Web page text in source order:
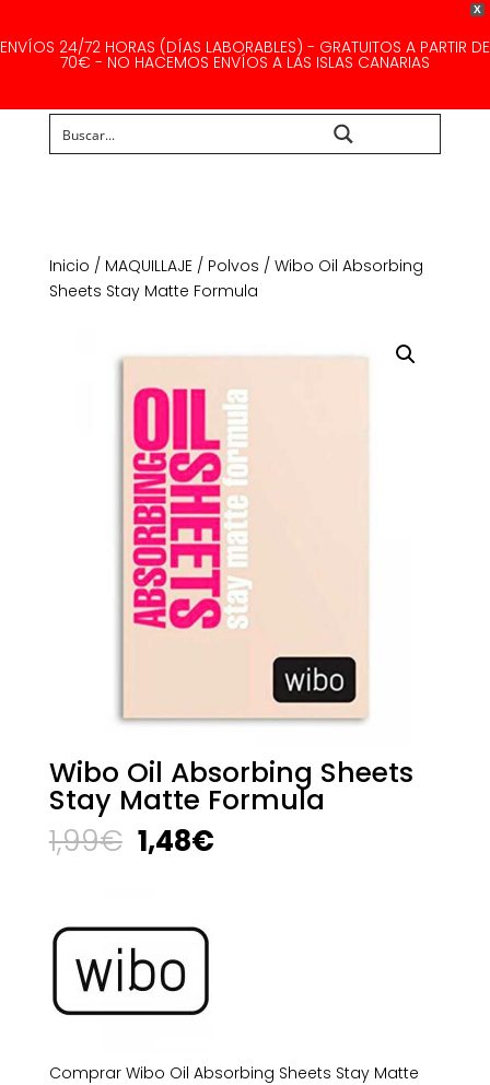
X
ENVÍOS 24/72 HORAS (DÍAS LABORABLES) - GRATUITOS A PARTIR DE
70€ - NO HACEMOS ENVÍOS A LAS ISLAS CANARIAS
Inicio / MAQUILLAJE/ Polvos / Wibo Oil Absorbing
Sheets Stay Matte Formula
Wibo Oil Absorbing Sheets
Stay Matte Formula
1,99€ El
precio
1,99€.
1,48€El
Comprar Wibo Oil Absorbing Sheets Stay Matte